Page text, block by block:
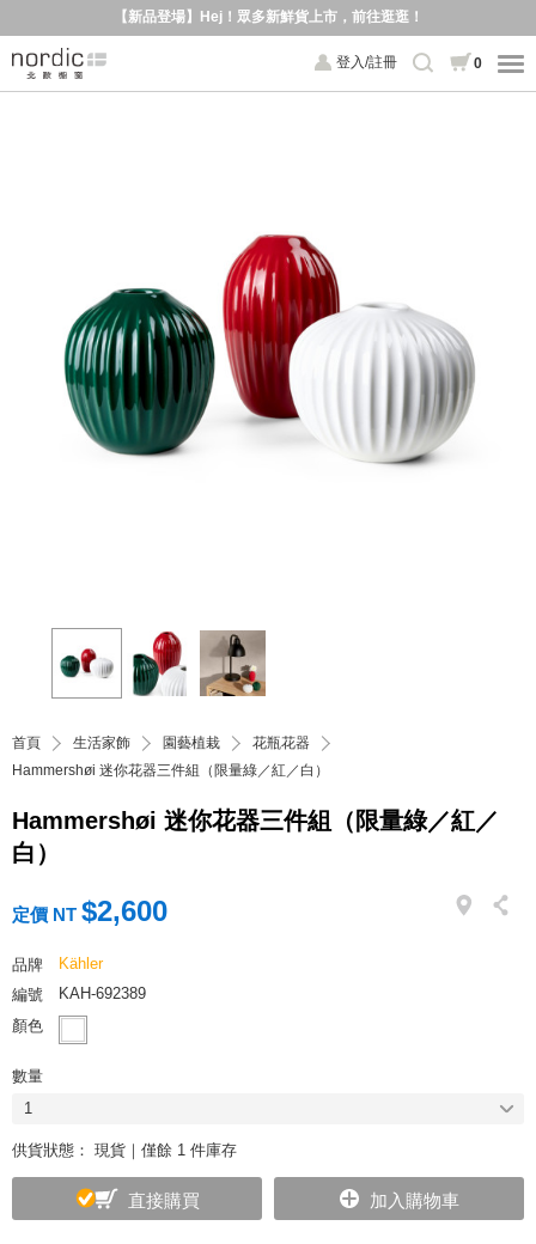
【新品登場】Hej！眾多新鮮貨上市，前往逛逛！
登入/註冊 0
首頁 生活家飾 園藝植栽
花瓶花器
Hammershøi 迷你花器三件組（限量綠／紅／白）
Hammershøi 迷你花器三件組（限量綠／紅／
白）
定價 NT $2,600
品牌
Kähler
編號
KAH-692389
顏色
數量
1
供貨狀態： 現貨｜僅餘 1 件庫存
直接購買 加入購物車